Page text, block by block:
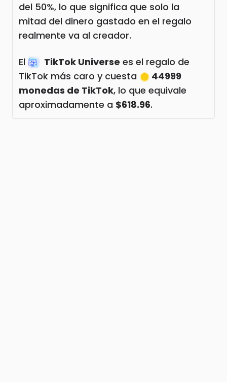
del 50%, lo que significa que solo la
mitad del dinero gastado en el regalo
realmente va al creador.
El TikTok Universe es el regalo de
TikTok más caro y cuesta
44999
monedas de TikTok, lo que equivale
aproximadamente a $618.96.